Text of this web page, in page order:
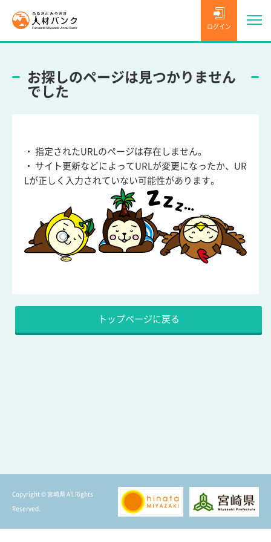
ログイン
お探しのページは見つかりません
でした
・ 指定されたURLのページは存在しません。
・ サイト更新などによってURLが変更になったか、UR
Lが正しく入力されていない可能性があります。
トップページに戻る
Copyright © 宮崎県 All Rights
Reserved.